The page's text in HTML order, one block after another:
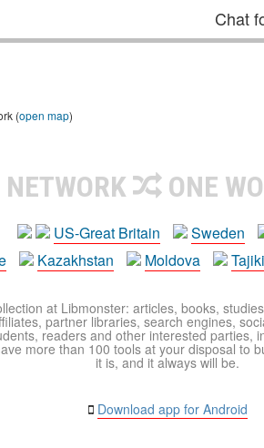
Chat
(open map)
ONE
US-Great Britain Sweden
Kazakhstan Moldova
at Libmonster: articles, books,
partner libraries, search engines,
readers and other interested parties,
more than 100 tools at your disposal to
it is, and it always will be.
Download app for Android